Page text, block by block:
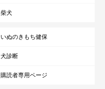
柴犬
いぬのきもち健保
犬診断
購読者専用ページ